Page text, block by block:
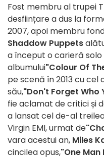
Fost membru al trupei
desființare a dus la
2007, apoi membru
Shaddow Puppets
a început o carieră solo
albumului"Colour Of
pe scenă în 2013 cu
său,"Don't Forget Who
fie aclamat de critici și
a lansat cel de-al
Virgin EMI, urmat de
vara acestui an, Miles
cincilea opus,"One Man